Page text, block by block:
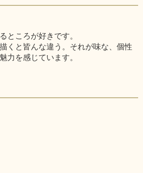
ところが好きです。
くと皆んな違う。それが味な、個性
力を感じています。